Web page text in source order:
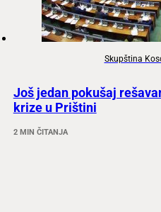
Skupština
Još jedan pokušaj
krize u Prištini
2 MIN ČITANJA